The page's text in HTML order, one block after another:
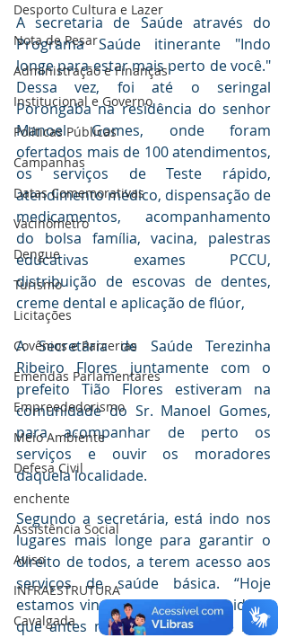
Desporto Cultura e Lazer
Nota de Pesar
Administração e Finanças
Institucional e Governo
Políticas Públicas
Campanhas
Datas Comemorativas
Vacinômetro
Dengue
Turismo
Licitações
Covênios e Parcerias
Emendas Parlamentares
Empreededorismo
Meio Ambiente
Defesa Civil
enchente
Assistência Social
Aviso
INFRAESTRUTURA
Cavalgada
A secretaria de Saúde através do
Programa Saúde itinerante "Indo
longe para estar mais perto de você."
Dessa vez, foi até o seringal
Porongaba na residência do senhor
Manoel Gomes, onde foram
ofertados mais de 100 atendimentos,
os serviços de Teste rápido,
atendimento médico, dispensação de
medicamentos, acompanhamento
do bolsa família, vacina, palestras
educativas exames PCCU,
distribuição de escovas de dentes,
creme dental e aplicação de flúor,
A Secretária de Saúde Terezinha
Ribeiro Flores juntamente com o
prefeito Tião Flores estiveram na
comunidade do Sr. Manoel Gomes,
para acompanhar de perto os
serviços e ouvir os moradores
daquela localidade.
Segundo a secretária, está indo nos
lugares mais longe para garantir o
direito de todos, a terem acesso aos
serviços de saúde básica. “Hoje
estamos vindo até uma comunidade
que antes não tinha acesso, e hoje